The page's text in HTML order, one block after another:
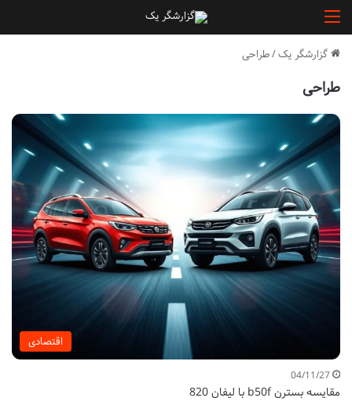
گزارشگر یک/طراحی
طراحی
اقتصادی
04/11/27
مقایسه بسترن b50f با لیفان 820